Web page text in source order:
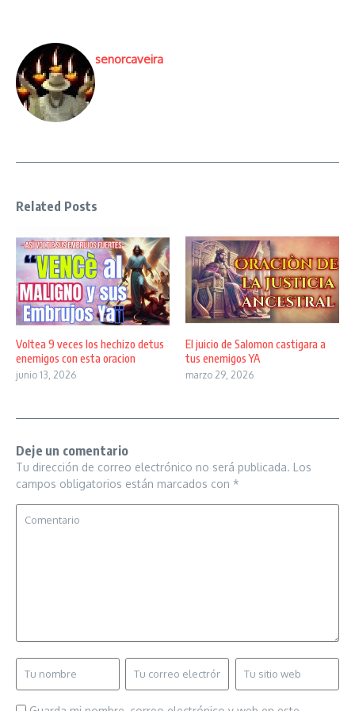
senorcaveira
Related Posts
Voltea 9 veces los hechizo detus
enemigos con esta oracion
junio 13, 2026
El juicio de Salomon castigara a
tus enemigos YA
marzo 29, 2026
Deje un comentario
Tu dirección de correo electrónico no será publicada. Los
campos obligatorios están marcados con *